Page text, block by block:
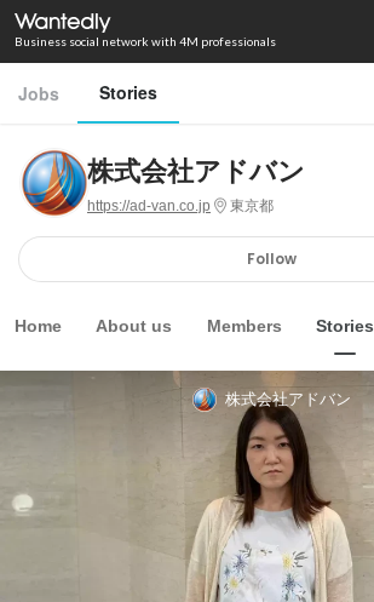
Business social network with 4M professionals
Jobs Stories
株式会社アドバン
https://ad-van.co.jp 東京都
Follow
Home About us Members Stories
株式会社アドバン